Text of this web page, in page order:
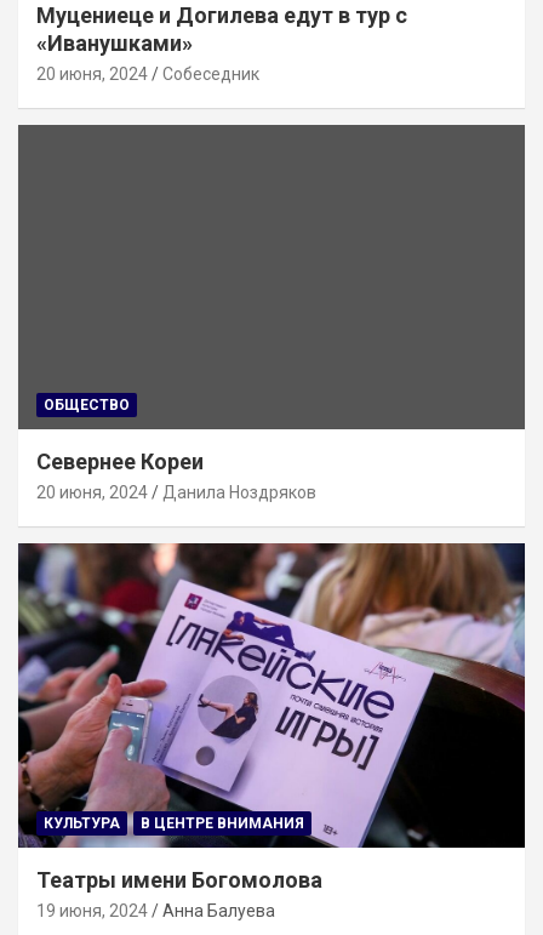
Муцениеце и Догилева едут в тур с
«Иванушками»
20 июня, 2024 Собеседник
ОБЩЕСТВО
Севернее Кореи
20 июня, 2024 Данила Ноздряков
КУЛЬТУРА В ЦЕНТРЕ ВНИМАНИЯ
Театры имени Богомолова
19 июня, 2024 Анна Балуева